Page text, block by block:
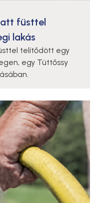
füsttel
lakás
telítődött egy
egy Tüttőssy